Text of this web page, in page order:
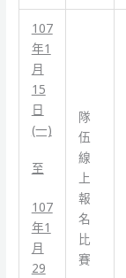
107
年1
月
15
日
(一)
至
107
年1
月
29
隊
伍
線
上
報
名
比
賽